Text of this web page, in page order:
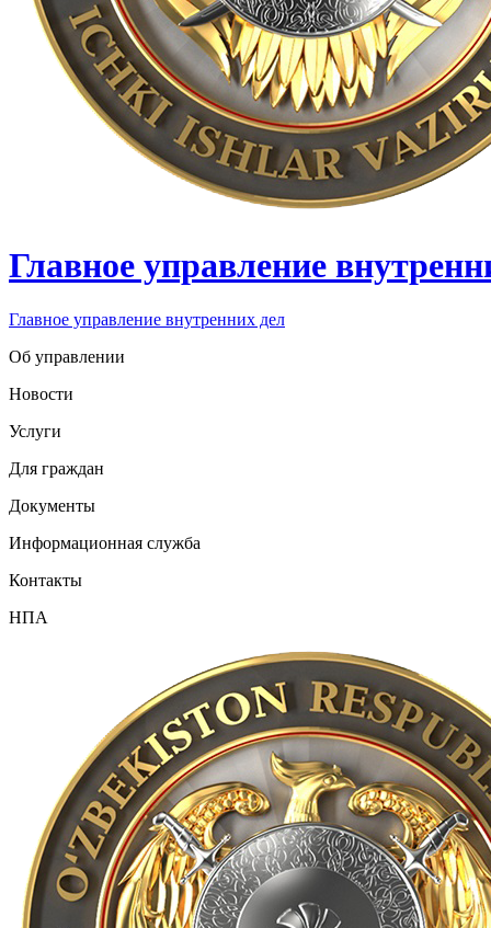
Главное управление
Главное управление внутренних дел
Об управлении
Новости
Услуги
Для граждан
Документы
Информационная служба
Контакты
НПА